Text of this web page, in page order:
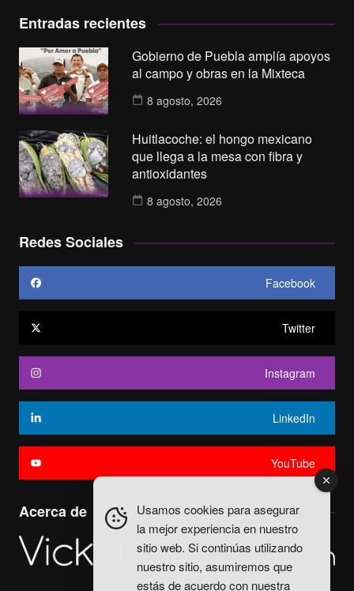
Entradas recientes
Gobierno de Puebla amplía apoyos
al campo y obras en la Mixteca
8 agosto, 2026
Huitlacoche: el hongo mexicano
que llega a la mesa con fibra y
antioxidantes
8 agosto, 2026
Redes Sociales
Facebook
Twitter
Instagram
LinkedIn
YouTube
Acerca de
Usamos cookies para asegurar
la mejor experiencia en nuestro
sitio web. Si continúas utilizando
nuestro sitio, asumiremos que
estás de acuerdo con nuestra